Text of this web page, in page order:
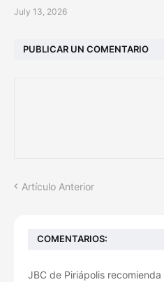
July 13, 2026
PUBLICAR UN COMENTARIO
Artículo Anterior
COMENTARIOS:
JBC de Piriápolis